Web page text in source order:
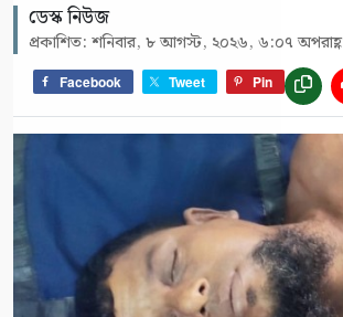
ডেস্ক নিউজ
প্রকাশিত: শনিবার, ৮ আগস্ট, ২০২৬, ৬:০৭ অপরাহ্ণ
Facebook Tweet Pin